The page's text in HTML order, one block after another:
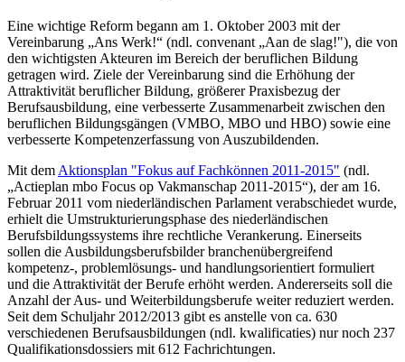
Eine wichtige Reform begann am 1. Oktober 2003 mit der
Vereinbarung „Ans Werk!“ (ndl. convenant „Aan de slag!"), die von
den wichtigsten Akteuren im Bereich der beruflichen Bildung
getragen wird. Ziele der Vereinbarung sind die Erhöhung der
Attraktivität beruflicher Bildung, größerer Praxisbezug der
Berufsausbildung, eine verbesserte Zusammenarbeit zwischen den
beruflichen Bildungsgängen (VMBO, MBO und HBO) sowie eine
verbesserte Kompetenzerfassung von Auszubildenden.
Mit dem Aktionsplan "Fokus auf Fachkönnen 2011-2015" (ndl.
„Actieplan mbo Focus op Vakmanschap 2011-2015“), der am 16.
Februar 2011 vom niederländischen Parlament verabschiedet wurde,
erhielt die Umstrukturierungsphase des niederländischen
Berufsbildungssystems ihre rechtliche Verankerung. Einerseits
sollen die Ausbildungsberufsbilder branchenübergreifend
kompetenz-, problemlösungs- und handlungsorientiert formuliert
und die Attraktivität der Berufe erhöht werden. Andererseits soll die
Anzahl der Aus- und Weiterbildungsberufe weiter reduziert werden.
Seit dem Schuljahr 2012/2013 gibt es anstelle von ca. 630
verschiedenen Berufsausbildungen (ndl. kwalificaties) nur noch 237
Qualifikationsdossiers mit 612 Fachrichtungen.